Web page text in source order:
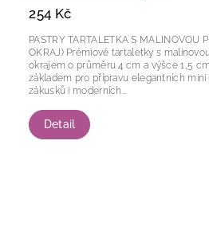
254 Kč
Detail
PASTRY TARTALETKA S MALINOVOU
OKRAJ) Prémiové tartaletky s malinovou příchutí a rovným
okrajem o průměru 4 cm a výšce 1,5
základem pro přípravu elegantních
zákusků i moderních...